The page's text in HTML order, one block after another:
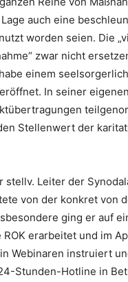
auch eine
worden seien. Die
zwar nicht
einem
In seiner
Stellenwert der
stellv. Leiter der
von der konkret von
ging er auf
erarbeitet und im
Webinaren instruiert
Stunden-Hotline in